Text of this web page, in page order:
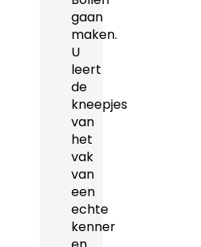
gaan
maken.
U
leert
de
kneepjes
van
het
vak
van
een
echte
kenner